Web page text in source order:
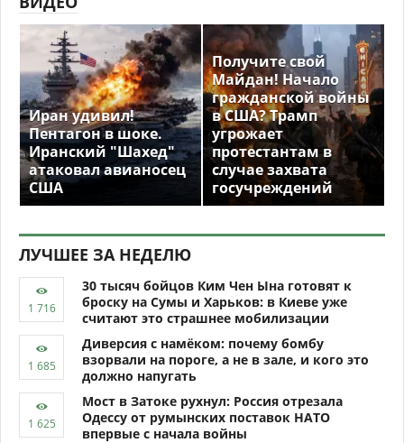
Иран удивил!
Пентагон в шоке.
Иранский "Шахед"
атаковал авианосец
США
Получите свой
Майдан! Начало
гражданской войны
в США? Трамп
угрожает
протестантам в
случае захвата
госучреждений
ЛУЧШЕЕ ЗА НЕДЕЛЮ
30 тысяч бойцов Ким Чен Ына готовят к
броску на Сумы и Харьков: в Киеве уже
считают это страшнее мобилизации
Диверсия с намёком: почему бомбу
взорвали на пороге, а не в зале, и кого это
должно напугать
Мост в Затоке рухнул: Россия отрезала
Одессу от румынских поставок НАТО
впервые с начала войны